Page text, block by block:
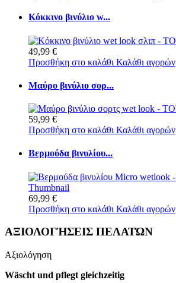
Κόκκινο βινύλιο w...
49,99 €
Προσθήκη στο καλάθι Καλάθι αγορών
Μαύρο βινύλιο σορ...
59,99 €
Προσθήκη στο καλάθι Καλάθι αγορών
Βερμούδα βινυλίου...
69,99 €
Προσθήκη στο καλάθι Καλάθι αγορών
ΑΞΙΟΛΟΓΉΣΕΙΣ ΠΕΛΑΤΏΝ
Αξιολόγηση
Wäscht und pflegt gleichzeitig